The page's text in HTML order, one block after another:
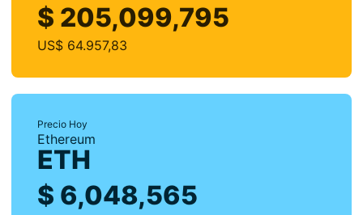
$ 205,099,795
US$ 64.957,83
Precio Hoy
Ethereum
ETH
$ 6,048,565